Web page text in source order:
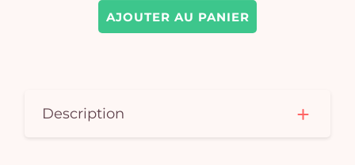
AJOUTER AU PANIER
Description